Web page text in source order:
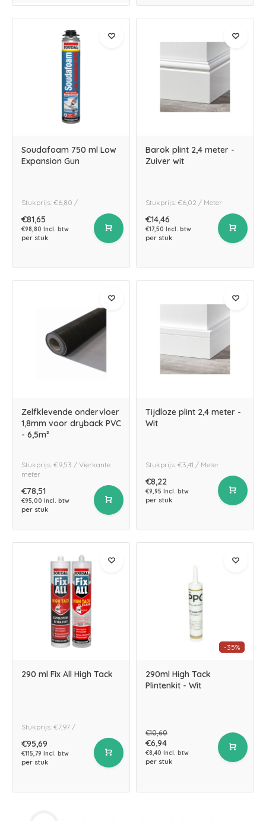
Soudafoam 750 ml Low
Expansion Gun
Stukprijs: €6,80 /
€81,65
€98,80 Incl. btw
per stuk
Barok plint 2,4 meter -
Zuiver wit
Stukprijs: €6,02 / Meter
€14,46
€17,50 Incl. btw
per stuk
Zelfklevende ondervloer
1,8mm voor dryback PVC
- 6,5m²
Stukprijs: €9,53 / Vierkante
meter
€78,51
€95,00 Incl. btw
per stuk
Tijdloze plint 2,4 meter -
Wit
Stukprijs: €3,41 / Meter
€8,22
€9,95 Incl. btw
per stuk
290 ml Fix All High Tack
Stukprijs: €7,97 /
€95,69
€115,79 Incl. btw
per stuk
-35%
290ml High Tack
Plintenkit - Wit
€10,60
€6,94
€8,40 Incl. btw
per stuk